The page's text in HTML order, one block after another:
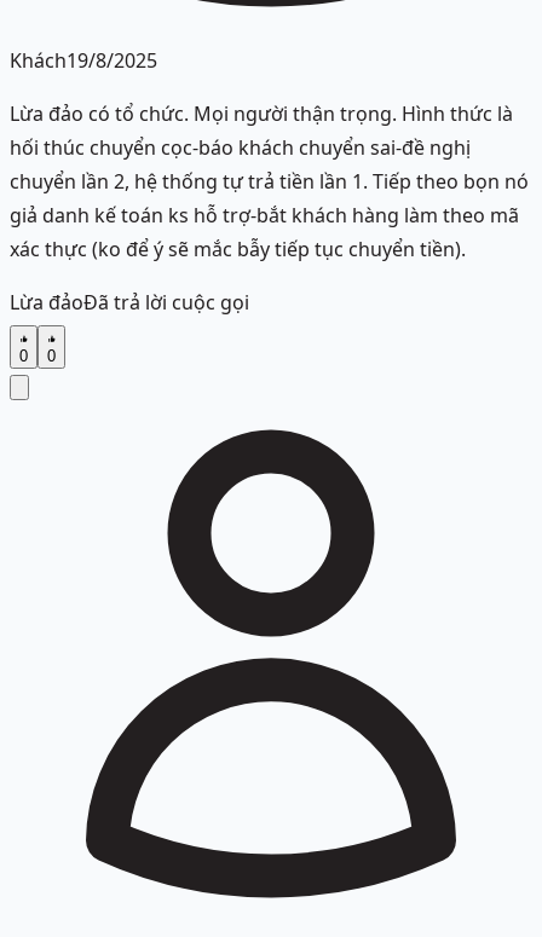
Khách19/8/2025
Lừa đảo có tổ chức. Mọi người thận trọng. Hình thức là
hối thúc chuyển cọc-báo khách chuyển sai-đề nghị
chuyển lần 2, hệ thống tự trả tiền lần 1. Tiếp theo bọn nó
giả danh kế toán ks hỗ trợ-bắt khách hàng làm theo mã
xác thực (ko để ý sẽ mắc bẫy tiếp tục chuyển tiền).
Lừa đảoĐã trả lời cuộc gọi
0 0